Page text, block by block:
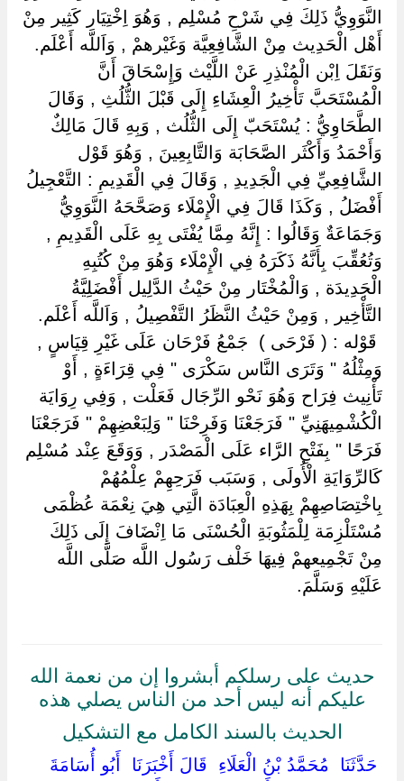
النَّوَوِيُّ ذَلِكَ فِي شَرْحِ مُسْلِم , وَهُوَ اِخْتِيَار كَثِير مِنْ
أَهْل الْحَدِيث مِنْ الشَّافِعِيَّة وَغَيْرهمْ , وَاَللَّه أَعْلَم.
وَنَقَلَ اِبْن الْمُنْذِرِ عَنْ اللَّيْث وَإِسْحَاقَ أَنَّ
الْمُسْتَحَبَّ تَأْخِيرُ الْعِشَاءِ إِلَى قَبْلَ الثُّلُثِ , وَقَالَ
الطَّحَاوِيُّ : يُسْتَحَبّ إِلَى الثُّلُث , وَبِهِ قَالَ مَالِكٌ
وَأَحْمَدُ وَأَكْثَر الصَّحَابَة وَالتَّابِعِينَ , وَهُوَ قَوْل
الشَّافِعِيِّ فِي الْجَدِيدِ , وَقَالَ فِي الْقَدِيمِ : التَّعْجِيلُ
أَفْضَلُ , وَكَذَا قَالَ فِي الْإِمْلَاء وَصَحَّحَهُ النَّوَوِيُّ
وَجَمَاعَةٌ وَقَالُوا : إِنَّهُ مِمَّا يُفْتَى بِهِ عَلَى الْقَدِيمِ ,
وَتُعُقِّبَ بِأَنَّهُ ذَكَرَهُ فِي الْإِمْلَاء وَهُوَ مِنْ كُتُبِهِ
الْجَدِيدَة , وَالْمُخْتَار مِنْ حَيْثُ الدَّلِيل أَفْضَلِيَّةُ
التَّأْخِير , وَمِنْ حَيْثُ النَّظَرُ التَّفْصِيلُ , وَاَللَّه أَعْلَم.
‏ ‏قَوْله : ( فَرْحَى ) ‏ ‏جَمْعُ فَرْحَان عَلَى غَيْرِ قِيَاسٍ ,
وَمِثْلُهُ " وَتَرَى النَّاس سَكْرَى " فِي قِرَاءَةٍ , أَوْ
تَأْنِيث فِرَاح وَهُوَ نَحْو الرِّجَال فَعَلْت , وَفِي رِوَايَة
الْكُشْمِيهَنِيِّ " فَرَجَعْنَا وَفَرِحْنَا " وَلِبَعْضِهِمْ " فَرَجَعْنَا
فَرَحًا " بِفَتْحِ الرَّاء عَلَى الْمَصْدَر , وَوَقَعَ عِنْد مُسْلِم
كَالرِّوَايَةِ الْأُولَى , وَسَبَب فَرَحِهِمْ عِلْمُهُمْ
بِاخْتِصَاصِهِمْ بِهَذِهِ الْعِبَادَة الَّتِي هِيَ نِعْمَة عُظْمَى
مُسْتَلْزِمَة لِلْمَثُوبَةِ الْحُسْنَى مَا اِنْضَافَ إِلَى ذَلِكَ
مِنْ تَجْمِيعهمْ فِيهَا خَلْف رَسُول اللَّه صَلَّى اللَّه
عَلَيْهِ وَسَلَّمَ.
حديث على رسلكم أبشروا إن من نعمة الله
عليكم أنه ليس أحد من الناس يصلي هذه
الحديث بالسند الكامل مع التشكيل
‏ ‏حَدَّثَنَا ‏ ‏مُحَمَّدُ بْنُ الْعَلَاءِ ‏ ‏قَالَ أَخْبَرَنَا ‏ ‏أَبُو أُسَامَةَ ‏